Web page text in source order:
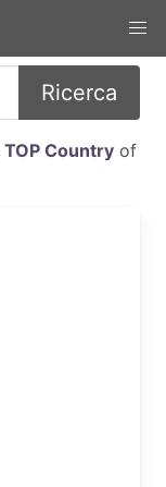
Ricerca
TOP Countryof